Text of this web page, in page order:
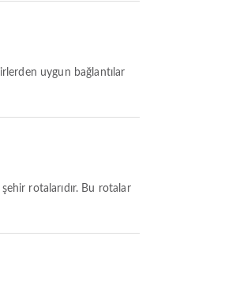
uygun bağlantılar
rotalarıdır. Bu rotalar